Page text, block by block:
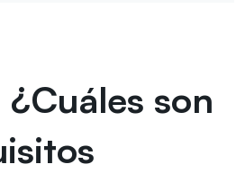
¿Cuáles son